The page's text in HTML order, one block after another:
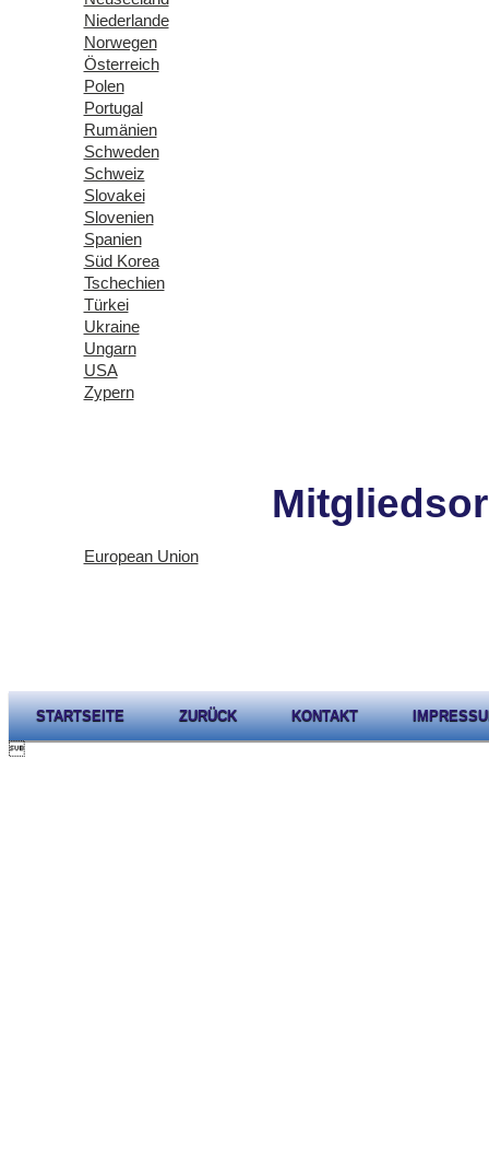
Niederlande
Norwegen
Österreich
Polen
Portugal
Rumänien
Schweden
Schweiz
Slovakei
Slovenien
Spanien
Süd Korea
Tschechien
Türkei
Ukraine
Ungarn
USA
Zypern
European Union
STARTSEITE ZURÜCK KONTAKT
